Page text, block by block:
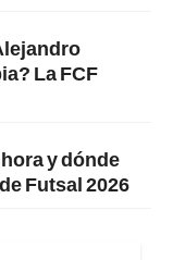
La FCF
y dónde
Futsal 2026